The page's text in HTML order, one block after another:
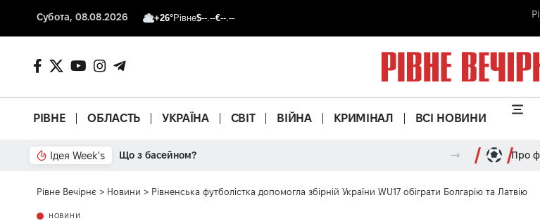
Субота, 08.08.2026 +26°Рівне$--.--€--.--
РІВНЕ ОБЛАСТЬ УКРАЇНА СВІТ ВІЙНА КРИМІНАЛ ВСІ НОВИНИ
Ідея Week's Що з басейном? Про
Рівне Вечірнє > Новини > Рівненська футболістка допомогла збірній України WU17 обіграти Болгарію та Латвію
НОВИНИ